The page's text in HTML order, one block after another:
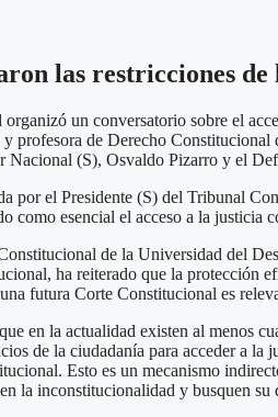
las restricciones
un conversatorio sobre el
profesora de Derecho
Nacional (S), Osvaldo Pizarro y el
por el Presidente (S) del Tribunal
como esencial el acceso a la
de la Universidad del
ha reiterado que la protección
futura Corte Constitucional es
en la actualidad existen al menos
de la ciudadanía para acceder a
Esto es un mecanismo
la inconstitucionalidad y busquen su